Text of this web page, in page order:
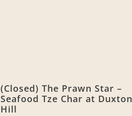
(Closed) The Prawn Star –
Seafood Tze Char at Duxton
Hill